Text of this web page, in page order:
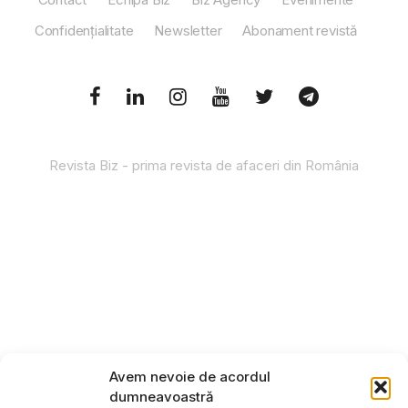
Avem nevoie de acordul
dumneavoastră
Confidențialitate
Newsletter Abonament revistă
Revista Biz - prima revista de afaceri din România